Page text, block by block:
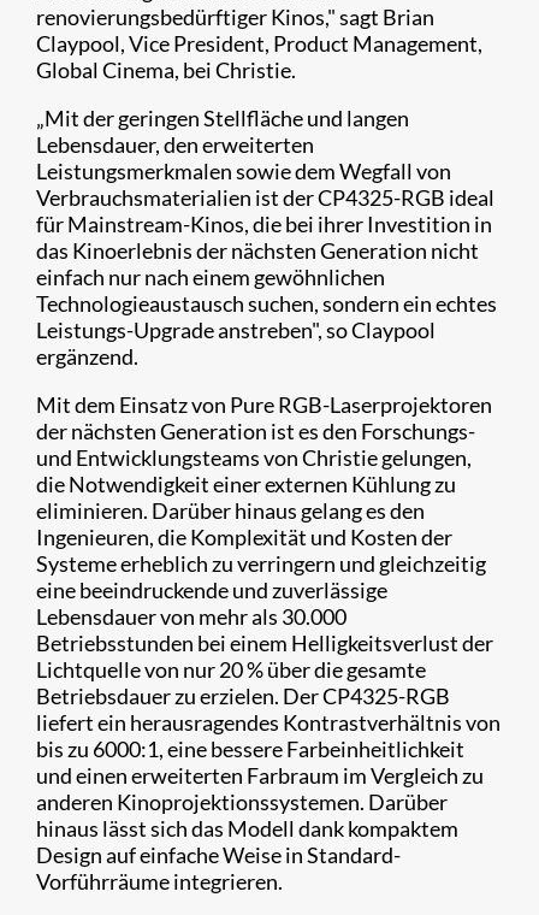
renovierungsbedürftiger Kinos," sagt Brian
Claypool, Vice President, Product Management,
Global Cinema, bei Christie.
„Mit der geringen Stellfläche und langen
Lebensdauer, den erweiterten
Leistungsmerkmalen sowie dem Wegfall von
Verbrauchsmaterialien ist der CP4325-RGB ideal
für Mainstream-Kinos, die bei ihrer Investition in
das Kinoerlebnis der nächsten Generation nicht
einfach nur nach einem gewöhnlichen
Technologieaustausch suchen, sondern ein echtes
Leistungs-Upgrade anstreben", so Claypool
ergänzend.
Mit dem Einsatz von Pure RGB-Laserprojektoren
der nächsten Generation ist es den Forschungs-
und Entwicklungsteams von Christie gelungen,
die Notwendigkeit einer externen Kühlung zu
eliminieren. Darüber hinaus gelang es den
Ingenieuren, die Komplexität und Kosten der
Systeme erheblich zu verringern und gleichzeitig
eine beeindruckende und zuverlässige
Lebensdauer von mehr als 30.000
Betriebsstunden bei einem Helligkeitsverlust der
Lichtquelle von nur 20 % über die gesamte
Betriebsdauer zu erzielen. Der CP4325-RGB
liefert ein herausragendes Kontrastverhältnis von
bis zu 6000:1, eine bessere Farbeinheitlichkeit
und einen erweiterten Farbraum im Vergleich zu
anderen Kinoprojektionssystemen. Darüber
hinaus lässt sich das Modell dank kompaktem
Design auf einfache Weise in Standard-
Vorführräume integrieren.